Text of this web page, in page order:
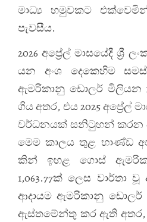
මාධ්‍ය හමුවකට
පැවසීය.
2026 අප්‍රේල් මාසයේදී ශ්‍රී
යන අංශ දෙකෙහිම
ඇමරිකානු ඩොලර් මිලියන
ගිය අතර, එය 2025 අප්‍රේල්
වර්ධනයක් සනිටුහන් කරන
මෙම කාලය තුළ භාණ්ඩ
කින් ඉහළ ගොස්
1,063.77ක් ලෙස වාර්තා
ආදායම ඇමරිකානු ඩොලර්
ඇස්තමේන්තු කර ඇති